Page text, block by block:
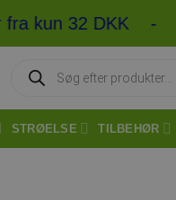
kun 32 DKK -
search
STRØELSE TILBEHØR